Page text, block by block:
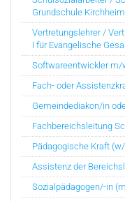
Grundschule
Vertretungslehrer /
I für Evangelische
Softwareentwickler m/
Fach- oder
Gemeindediakon/in
Fachbereichsleitung
Pädagogische Kraft
Assistenz der
Sozialpädagogen/-in